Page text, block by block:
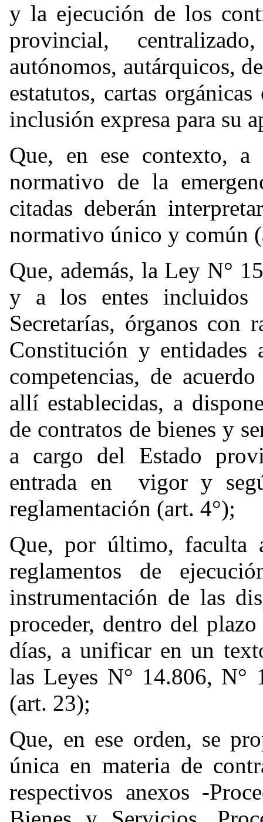
y la ejecución de los
provincial,
autónomos, autárquicos,
estatutos, cartas
inclusión expresa para su
Que, en ese contexto,
normativo de la
citadas deberán
normativo único y común
Que, además, la Ley N°
y a los entes incluidos
Secretarías, órganos con
Constitución y entidades
competencias, de
allí establecidas, a
de contratos de bienes y
a cargo del Estado
entrada en vigor y
reglamentación (art. 4°);
Que, por último, faculta
reglamentos de
instrumentación de las
proceder, dentro del
días, a unificar en un
las Leyes N° 14.806, N°
(art. 23);
Que, en ese orden, se
única en materia de
respectivos anexos -